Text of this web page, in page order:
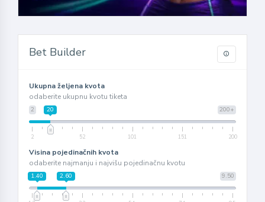
Bet Builder
Ukupna željena kvota
odaberite ukupnu kvotu tiketa
2 200+
20
2 52 101 151 200
Visina pojedinačnih kvota
odaberite najmanju i najvišu pojedinačnu kvotu
9.50
1.40 2.60